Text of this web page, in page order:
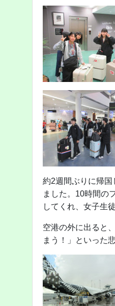
約2週間ぶりに帰
ました。10時間の
してくれ、女子生
空港の外に出ると
まう！」といった